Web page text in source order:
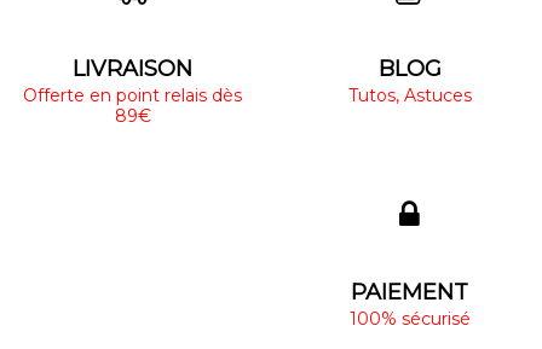
LIVRAISON
Offerte en point relais dès
89€
BLOG
Tutos, Astuces
PAIEMENT
100% sécurisé